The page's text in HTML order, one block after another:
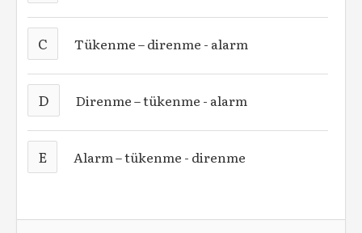
C Tükenme – direnme - alarm
D Direnme – tükenme - alarm
E Alarm – tükenme - direnme